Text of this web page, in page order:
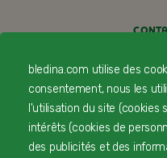
bledina.com utilise des
consentement, nous les
l'utilisation du site (cookies
intérêts (cookies de
des publicités et des